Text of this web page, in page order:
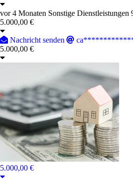
vor 4 Monaten Sonstige Dienstleistungen
5.000,00 €
Nachricht senden
5.000,00 €
5.000,00 €